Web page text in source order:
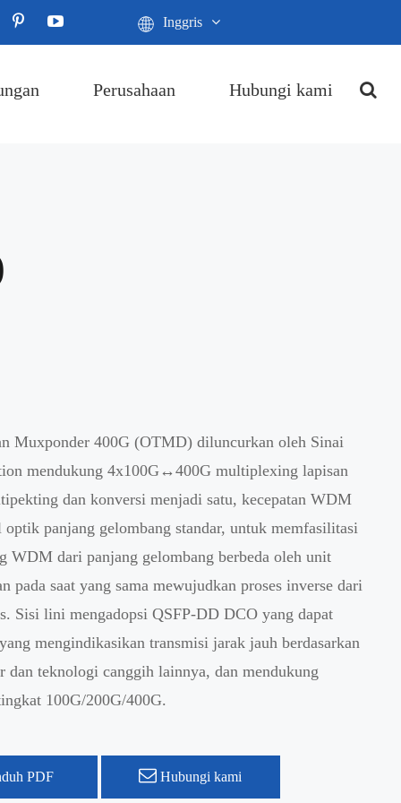
Inggris
Perusahaan Hubungi kami
Muxponder 400G (OTMD) diluncurkan oleh Sinai
mendukung 4x100G↔400G multiplexing lapisan
dan konversi menjadi satu, kecepatan WDM
panjang gelombang standar, untuk memfasilitasi
WDM dari panjang gelombang berbeda oleh unit
pada saat yang sama mewujudkan proses inverse dari
Sisi lini mengadopsi QSFP-DD DCO yang dapat
mengindikasikan transmisi jarak jauh berdasarkan
dan teknologi canggih lainnya, dan mendukung
100G/200G/400G.
PDF Hubungi kami